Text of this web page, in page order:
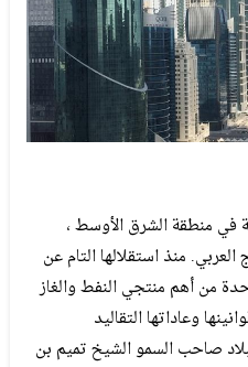
في منطقة الشرق الأوسط ،
منذ استقلالها التام عن
قطر كواحدة من أهم منتجي النفط والغاز
وعاداتها التقاليد
2013 ، يحكم البلاد صاحب السمو الشيخ تميم بن